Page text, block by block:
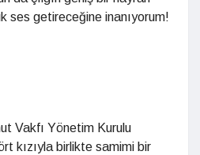
ses getireceğine inanıyorum!
Vakfı Yönetim Kurulu
kızıyla birlikte samimi bir